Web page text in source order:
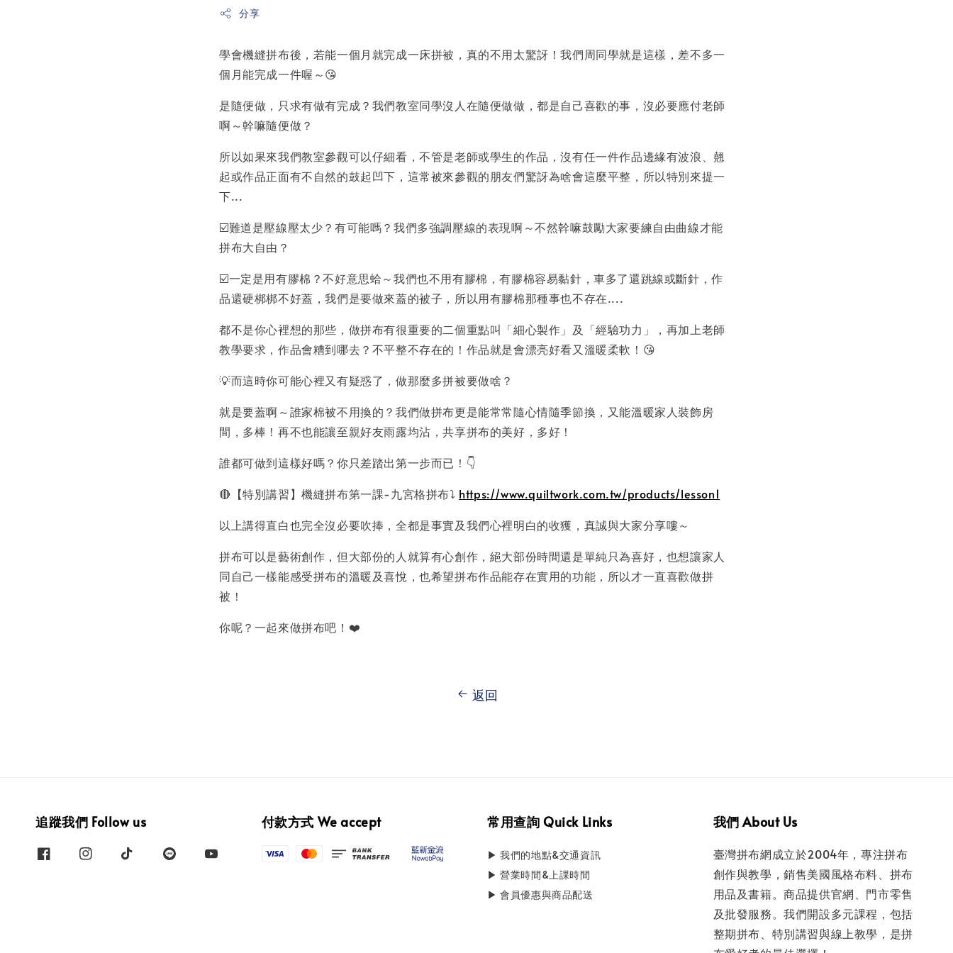
分享
學會機縫拼布後，若能一個月就完成一床拼被，真的不用太驚訝！我們周同學就是這樣，差不多一
個月能完成一件喔～😘
是隨便做，只求有做有完成？我們教室同學沒人在隨便做做，都是自己喜歡的事，沒必要應付老師
啊～幹嘛隨便做？
所以如果來我們教室參觀可以仔細看，不管是老師或學生的作品，沒有任一件作品邊緣有波浪、翹
起或作品正面有不自然的鼓起凹下，這常被來參觀的朋友們驚訝為啥會這麼平整，所以特別來提一
下...
☑️難道是壓線壓太少？有可能嗎？我們多強調壓線的表現啊～不然幹嘛鼓勵大家要練自由曲線才能
拼布大自由？
☑️一定是用有膠棉？不好意思蛤～我們也不用有膠棉，有膠棉容易黏針，車多了還跳線或斷針，作
品還硬梆梆不好蓋，我們是要做來蓋的被子，所以用有膠棉那種事也不存在....
都不是你心裡想的那些，做拼布有很重要的二個重點叫「細心製作」及「經驗功力」，再加上老師
教學要求，作品會糟到哪去？不平整不存在的！作品就是會漂亮好看又溫暖柔軟！😘
💡而這時你可能心裡又有疑惑了，做那麼多拼被要做啥？
就是要蓋啊～誰家棉被不用換的？我們做拼布更是能常常隨心情隨季節換，又能溫暖家人裝飾房
間，多棒！再不也能讓至親好友雨露均沾，共享拼布的美好，多好！
誰都可做到這樣好嗎？你只差踏出第一步而已！👇
🔴【特別講習】機縫拼布第一課-九宮格拼布⤵️ https://www.quiltwork.com.tw/products/lesson1
以上講得直白也完全沒必要吹捧，全都是事實及我們心裡明白的收獲，真誠與大家分享嘍～
拼布可以是藝術創作，但大部份的人就算有心創作，絕大部份時間還是單純只為喜好，也想讓家人
同自己一樣能感受拼布的溫暖及喜悅，也希望拼布作品能存在實用的功能，所以才一直喜歡做拼
被！
你呢？一起來做拼布吧！❤️
返回
追蹤我們 Follow us 付款方式 We accept 常用查詢 Quick Links
▶ 我們的地點&交通資訊
▶ 營業時間&上課時間
▶ 會員優惠與商品配送
我們 About Us
臺灣拼布網成立於2004年，專注拼布
創作與教學，銷售美國風格布料、拼布
用品及書籍。商品提供官網、門市零售
及批發服務。我們開設多元課程，包括
整期拼布、特別講習與線上教學，是拼